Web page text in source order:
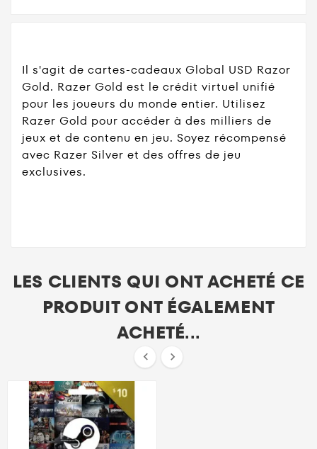
Il s'agit de cartes-cadeaux Global USD Razor
Gold. Razer Gold est le crédit virtuel unifié
pour les joueurs du monde entier. Utilisez
Razer Gold pour accéder à des milliers de
jeux et de contenu en jeu. Soyez récompensé
avec Razer Silver et des offres de jeu
exclusives.
LES CLIENTS QUI ONT ACHETÉ CE
PRODUIT ONT ÉGALEMENT
ACHETÉ...
 